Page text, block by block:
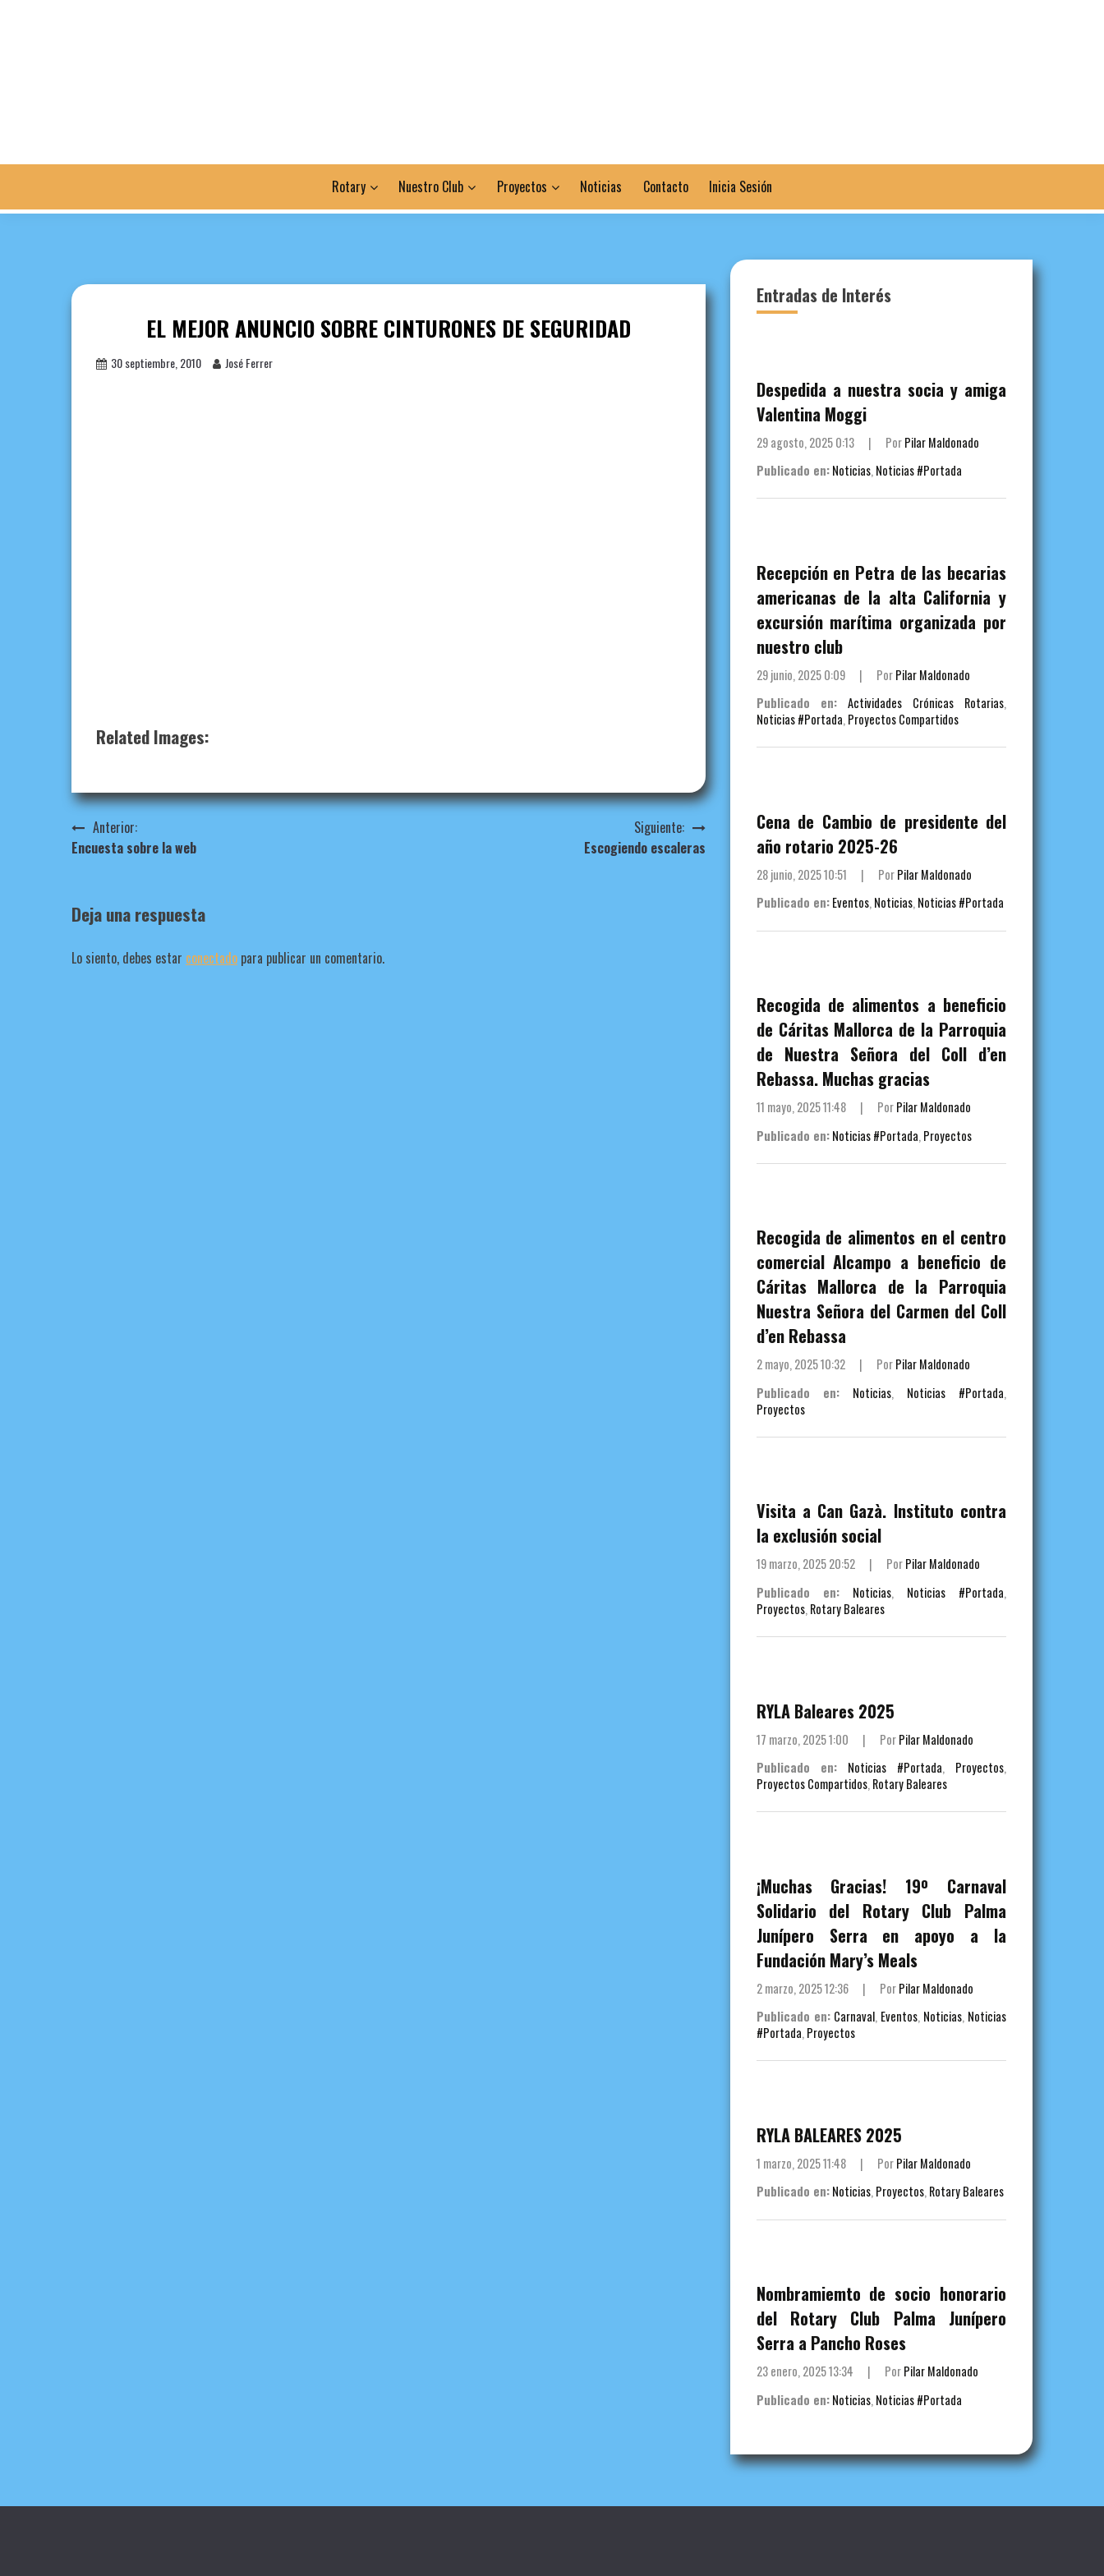
Rotary Nuestro Club Proyectos Noticias Contacto Inicia Sesión
EL MEJOR ANUNCIO SOBRE CINTURONES DE SEGURIDAD
30 septiembre, 2010 José Ferrer
Related Images:
Navegación
de
Anterior:
Encuesta sobre la web
Siguiente:
Escogiendo escaleras
Deja una respuesta
Lo siento, debes estar conectado para publicar un comentario.
Entradas de Interés
Despedida a nuestra socia y amiga
Valentina Moggi
29 agosto, 2025 0:13 | PorPilar Maldonado
Publicado en: Noticias, Noticias #Portada
Recepción en Petra de las becarias
americanas de la alta California y
excursión marítima organizada por
nuestro club
29 junio, 2025 0:09 | PorPilar Maldonado
Publicado en:
Actividades Crónicas Rotarias,
Noticias #Portada, Proyectos Compartidos
Cena de Cambio de presidente del
año rotario 2025-26
28 junio, 2025 10:51 | PorPilar Maldonado
Publicado en: Eventos,Noticias,Noticias #Portada
Recogida de alimentos a beneficio
de Cáritas Mallorca de la Parroquia
de Nuestra Señora del Coll d’en
Rebassa. Muchas gracias
11 mayo, 2025 11:48 | PorPilar Maldonado
Publicado en: Noticias #Portada, Proyectos
Recogida de alimentos en el centro
comercial Alcampo a beneficio de
Cáritas Mallorca de la Parroquia
Nuestra Señora del Carmen del Coll
d’en Rebassa
2 mayo, 2025 10:32 | PorPilar Maldonado
Publicado en:
Noticias, Noticias #Portada,
Proyectos
Visita a Can Gazà. Instituto contra
la exclusión social
19 marzo, 2025 20:52 | PorPilar Maldonado
Publicado en:
Noticias, Noticias #Portada,
Proyectos, Rotary Baleares
RYLA Baleares 2025
17 marzo, 2025 1:00 | PorPilar Maldonado
Publicado en:
Noticias #Portada, Proyectos,
Proyectos Compartidos, Rotary Baleares
¡Muchas Gracias! 19º Carnaval
Solidario del Rotary Club Palma
Junípero Serra en apoyo a la
Fundación Mary’s Meals
2 marzo, 2025 12:36 | PorPilar Maldonado
Publicado en: Carnaval, Eventos, Noticias, Noticias
#Portada, Proyectos
RYLA BALEARES 2025
1 marzo, 2025 11:48 | PorPilar Maldonado
Publicado en: Noticias,Proyectos,Rotary Baleares
Nombramiemto de socio honorario
del Rotary Club Palma Junípero
Serra a Pancho Roses
23 enero, 2025 13:34 | PorPilar Maldonado
Publicado en: Noticias, Noticias #Portada